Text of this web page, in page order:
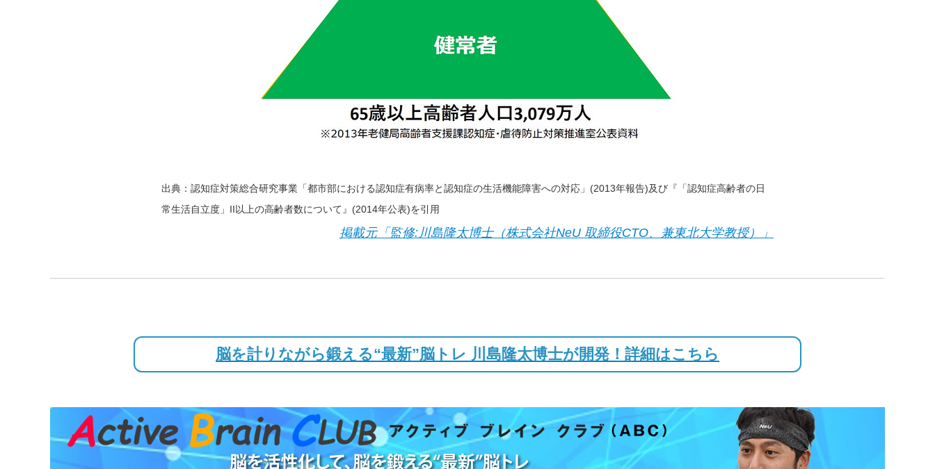
出典：認知症対策総合研究事業「都市部における認知症有病率と認知症の生活機能障害への対応」(2013年報告)及び『「認知症高齢者の日
常生活自立度」II以上の高齢者数について』(2014年公表)を引用
掲載元「監修:川島隆太博士（株式会社NeU 取締役CTO、兼東北大学教授）」
脳を計りながら鍛える“最新”脳トレ 川島隆太博士が開発！詳細はこちら